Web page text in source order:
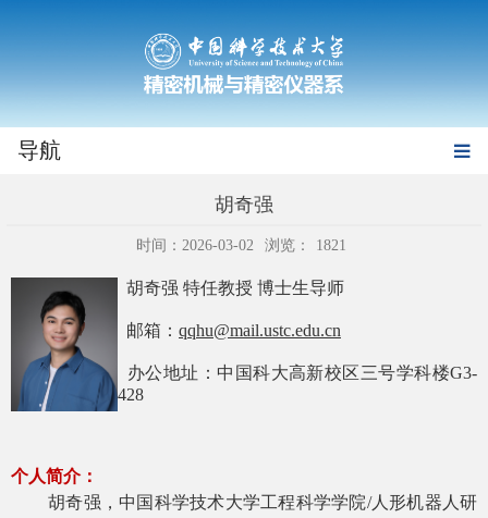
导航
胡奇强
时间：2026-03-02 浏览： 1821
胡奇强 特任教授 博士生导师
邮箱： qqhu@mail.ustc.edu.cn
办公地址：中国科大高新校区三号学科楼G3-
428
个人简介：
胡奇强，中国科学技术大学工程科学学院/人形机器人研